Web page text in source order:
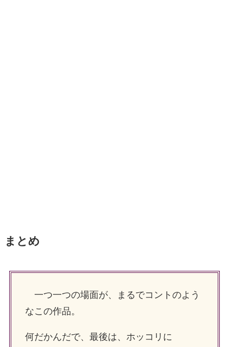
まとめ
一つ一つの場面が、まるでコントのよう
なこの作品。
何だかんだで、最後は、ホッコリに